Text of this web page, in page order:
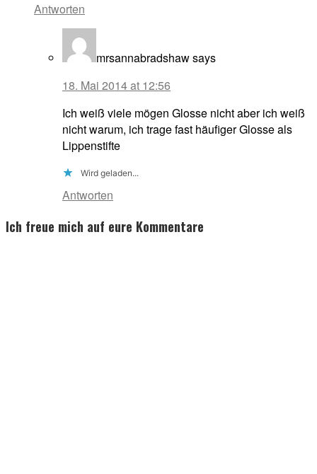
Antworten
mrsannabradshawsays
18. Mai 2014 at 12:56
Ich weiß viele mögen Glosse nicht aber ich weiß
nicht warum, ich trage fast häufiger Glosse als
Lippenstifte
Wird geladen...
Antworten
Ich freue mich auf eure Kommentare